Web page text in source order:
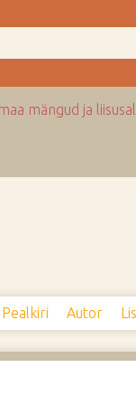
mängud ja
Pealkiri Autor